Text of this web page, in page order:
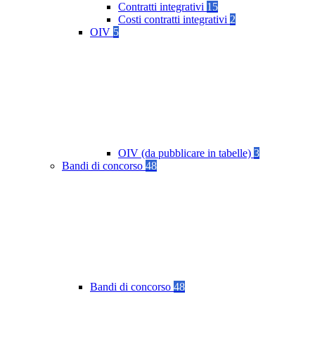
Contratti integrativi 15
Costi contratti integrativi 2
OIV 5
OIV (da pubblicare in tabelle) 3
Bandi di concorso 48
Bandi di concorso 48